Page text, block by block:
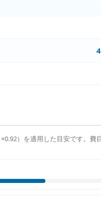
0.92）を適用した目安です。費